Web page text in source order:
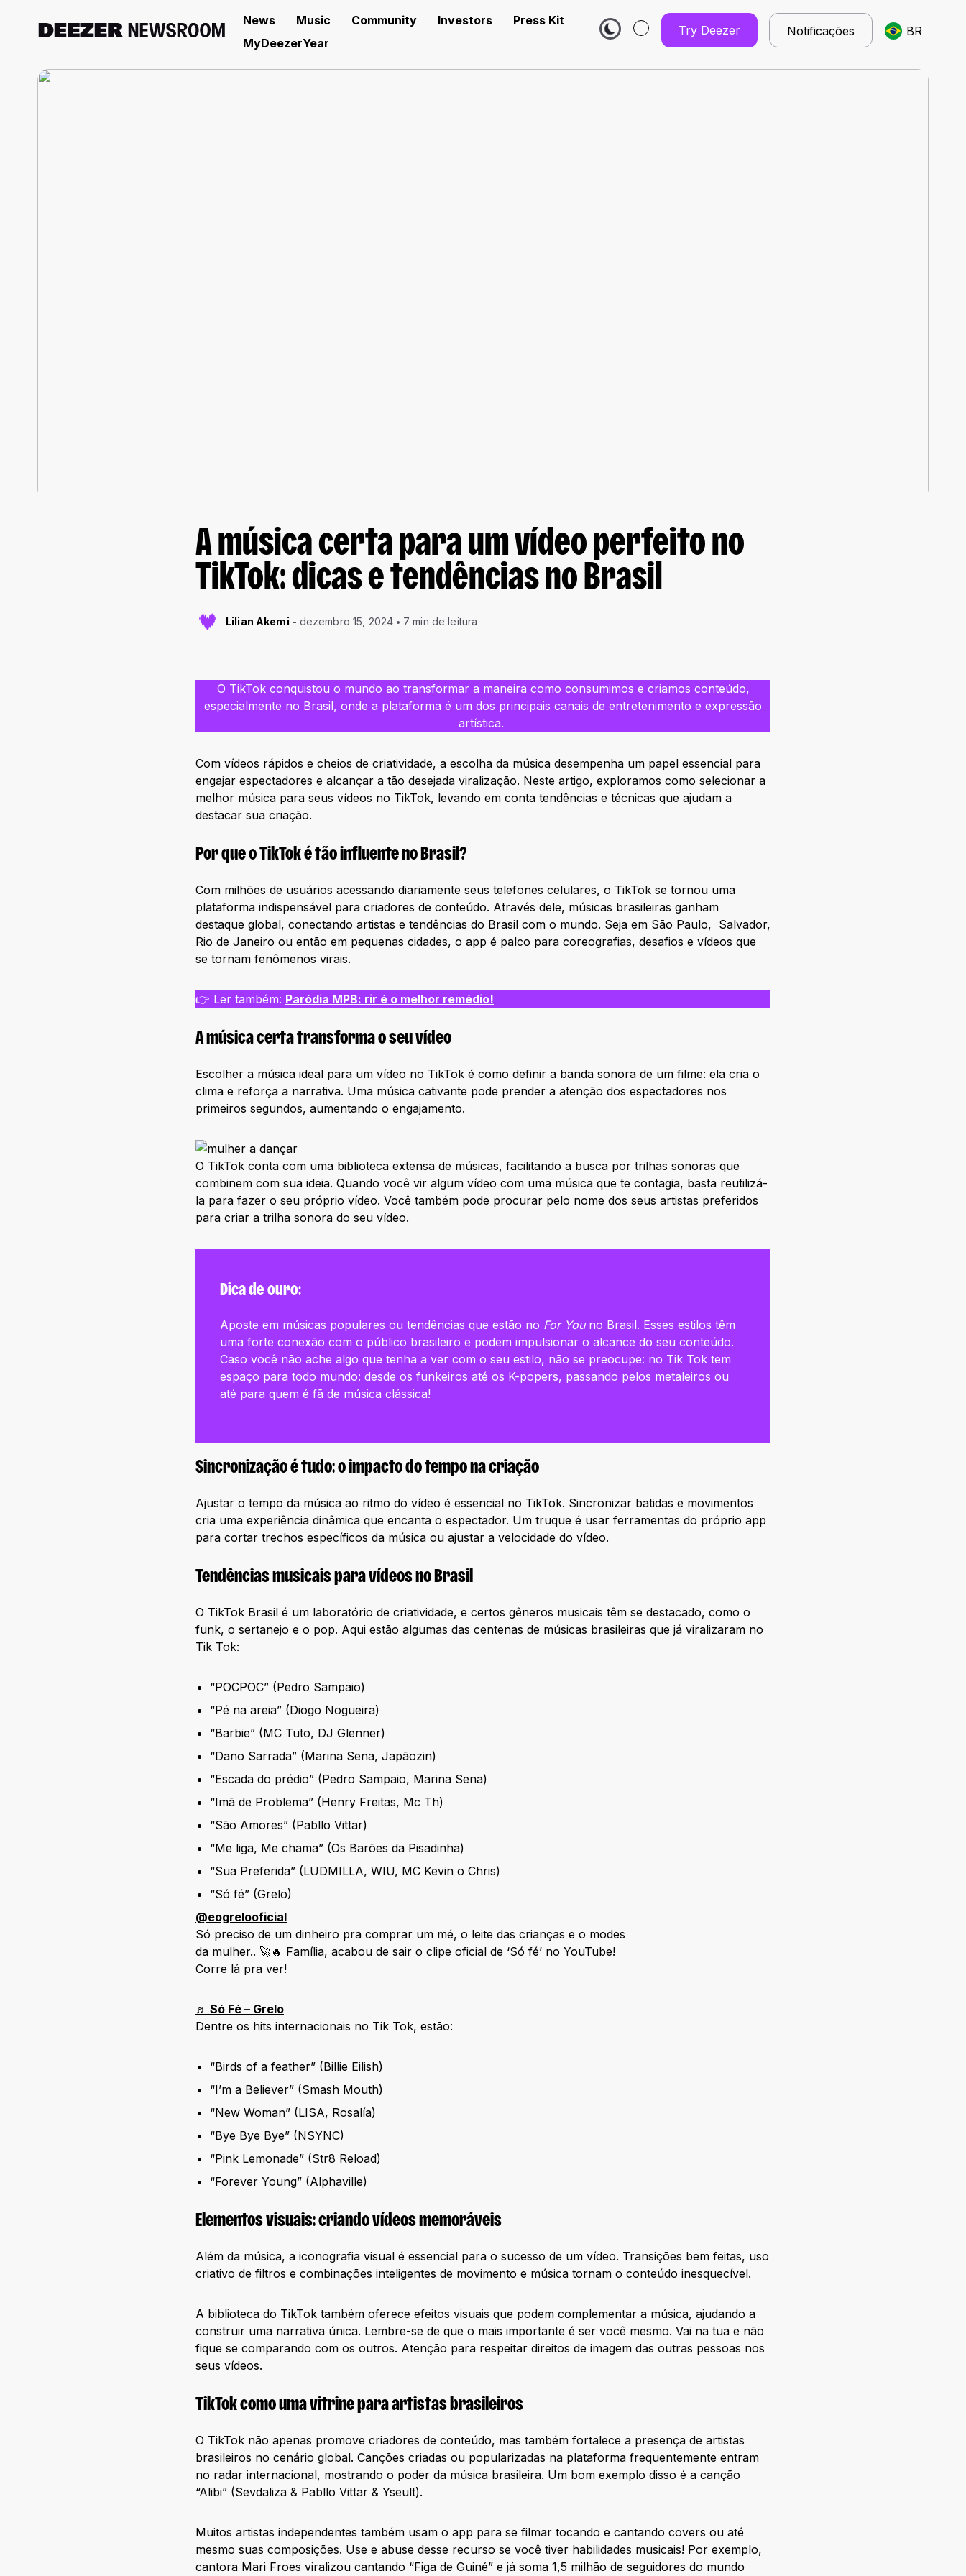
News Music Community Investors
Press Kit
MyDeezerYear
Try Deezer Notificações BR
A música certa para um vídeo perfeito no
TikTok: dicas e tendências no Brasil
Lilian Akemi dezembro 15, 2024 7 min de leitura
O TikTok conquistou o mundo ao transformar a maneira como consumimos e criamos conteúdo,
especialmente no Brasil, onde a plataforma é um dos principais canais de entretenimento e expressão
artística.
Com vídeos rápidos e cheios de criatividade, a escolha da música desempenha um papel essencial para
engajar espectadores e alcançar a tão desejada viralização. Neste artigo, exploramos como selecionar a
melhor música para seus vídeos no TikTok, levando em conta tendências e técnicas que ajudam a
destacar sua criação.
Por que o TikTok é tão influente no Brasil?
Com milhões de usuários acessando diariamente seus telefones celulares, o TikTok se tornou uma
plataforma indispensável para criadores de conteúdo. Através dele, músicas brasileiras ganham
destaque global, conectando artistas e tendências do Brasil com o mundo. Seja em São Paulo, Salvador,
Rio de Janeiro ou então em pequenas cidades, o app é palco para coreografias, desafios e vídeos que
se tornam fenômenos virais.
👉 Ler também: Paródia MPB: rir é o melhor remédio!
A música certa transforma o seu vídeo
Escolher a música ideal para um vídeo no TikTok é como definir a banda sonora de um filme: ela cria o
clima e reforça a narrativa. Uma música cativante pode prender a atenção dos espectadores nos
primeiros segundos, aumentando o engajamento.
O TikTok conta com uma biblioteca extensa de músicas, facilitando a busca por trilhas sonoras que
combinem com sua ideia. Quando você vir algum vídeo com uma música que te contagia, basta reutilizá-
la para fazer o seu próprio vídeo. Você também pode procurar pelo nome dos seus artistas preferidos
para criar a trilha sonora do seu vídeo.
Dica de ouro:
Aposte em músicas populares ou tendências que estão no For Youno Brasil. Esses estilos têm
uma forte conexão com o público brasileiro e podem impulsionar o alcance do seu conteúdo.
Caso você não ache algo que tenha a ver com o seu estilo, não se preocupe: no Tik Tok tem
espaço para todo mundo: desde os funkeiros até os K-popers, passando pelos metaleiros ou
até para quem é fã de música clássica!
Sincronização é tudo: o impacto do tempo na criação
Ajustar o tempo da música ao ritmo do vídeo é essencial no TikTok. Sincronizar batidas e movimentos
cria uma experiência dinâmica que encanta o espectador. Um truque é usar ferramentas do próprio app
para cortar trechos específicos da música ou ajustar a velocidade do vídeo.
Tendências musicais para vídeos no Brasil
O TikTok Brasil é um laboratório de criatividade, e certos gêneros musicais têm se destacado, como o
funk, o sertanejo e o pop. Aqui estão algumas das centenas de músicas brasileiras que já viralizaram no
Tik Tok:
“POCPOC” (Pedro Sampaio)
“Pé na areia” (Diogo Nogueira)
“Barbie” (MC Tuto, DJ Glenner)
“Dano Sarrada” (Marina Sena, Japãozin)
“Escada do prédio” (Pedro Sampaio, Marina Sena)
“Imã de Problema” (Henry Freitas, Mc Th)
“São Amores” (Pabllo Vittar)
“Me liga, Me chama” (Os Barões da Pisadinha)
“Sua Preferida” (LUDMILLA, WIU, MC Kevin o Chris)
“Só fé” (Grelo)
@eogrelooficial
Só preciso de um dinheiro pra comprar um mé, o leite das crianças e o modes
da mulher.. 🚀🔥 Família, acabou de sair o clipe oficial de ‘Só fé’ no YouTube!
Corre lá pra ver!
♬ Só Fé – Grelo
Dentre os hits internacionais no Tik Tok, estão:
“Birds of a feather” (Billie Eilish)
“I’m a Believer” (Smash Mouth)
“New Woman” (LISA, Rosalía)
“Bye Bye Bye” (NSYNC)
“Pink Lemonade” (Str8 Reload)
“Forever Young” (Alphaville)
Elementos visuais: criando vídeos memoráveis
Além da música, a iconografia visual é essencial para o sucesso de um vídeo. Transições bem feitas, uso
criativo de filtros e combinações inteligentes de movimento e música tornam o conteúdo inesquecível.
A biblioteca do TikTok também oferece efeitos visuais que podem complementar a música, ajudando a
construir uma narrativa única. Lembre-se de que o mais importante é ser você mesmo. Vai na tua e não
fique se comparando com os outros. Atenção para respeitar direitos de imagem das outras pessoas nos
seus vídeos.
TikTok como uma vitrine para artistas brasileiros
O TikTok não apenas promove criadores de conteúdo, mas também fortalece a presença de artistas
brasileiros no cenário global. Canções criadas ou popularizadas na plataforma frequentemente entram
no radar internacional, mostrando o poder da música brasileira. Um bom exemplo disso é a canção
“Alibi” (Sevdaliza & Pabllo Vittar & Yseult).
Muitos artistas independentes também usam o app para se filmar tocando e cantando covers ou até
mesmo suas composições. Use e abuse desse recurso se você tiver habilidades musicais! Por exemplo,
cantora Mari Froes viralizou cantando “Figa de Guiné” e já soma 1,5 milhão de seguidores do mundo